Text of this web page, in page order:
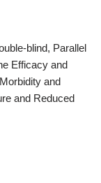
blind, Parallel
Efficacy and
and
and Reduced